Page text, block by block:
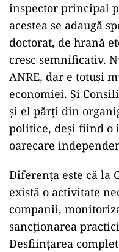
inspector principal
acestea se adaugă
doctorat, de hrană
cresc semnificativ.
ANRE, dar e totuși
economiei. Și
și el părți din
politice, deși fiind o
oarecare
Diferența este că la
există o activitate
companii,
sancționarea
Desființarea